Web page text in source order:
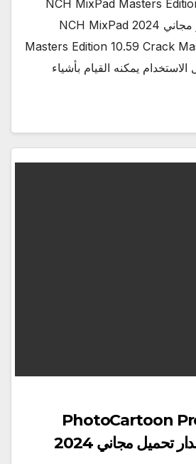
NCH ​​MixPad Masters
Keygen أحدث إصدار مجاني 2024 NCH ​​MixPad
Masters Edition 10.59 Crack
يمكنه القيام بأشياء
PhotoCartoon